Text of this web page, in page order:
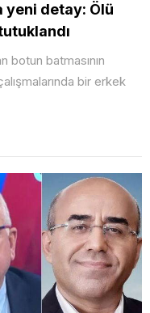
yeni detay: Ölü
botun batmasının
bir erkek